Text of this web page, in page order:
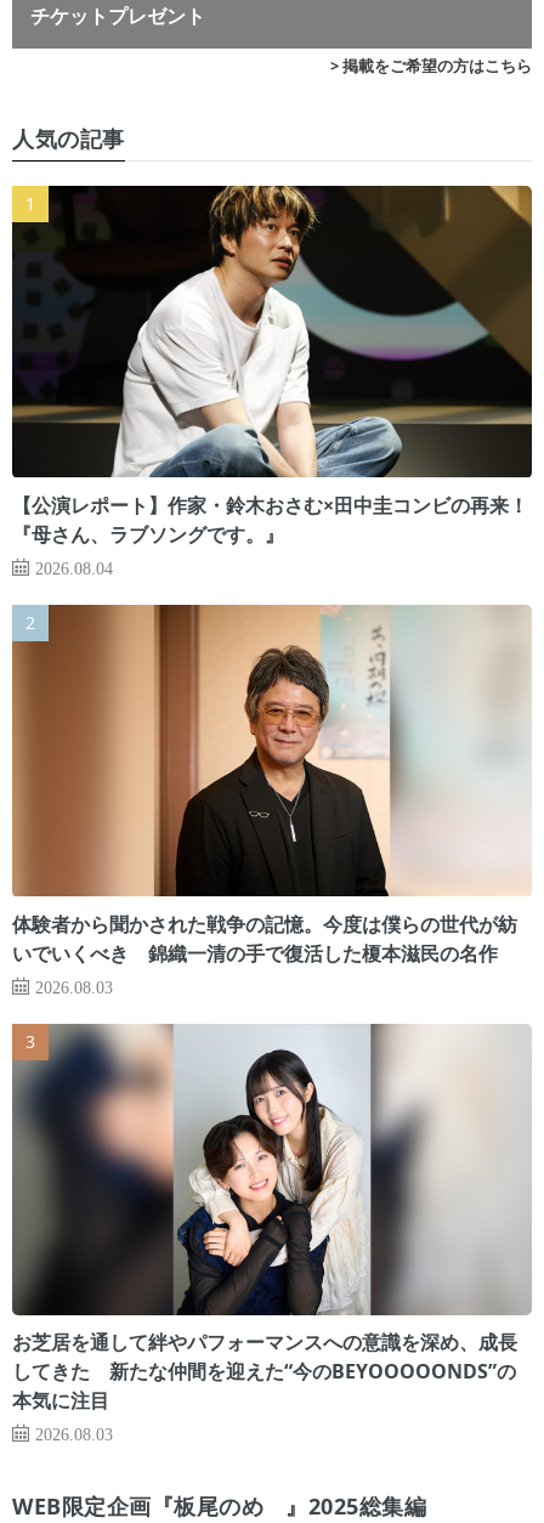
チケットプレゼント
> 掲載をご希望の方はこちら
人気の記事
【公演レポート】作家・鈴木おさむ×田中圭コンビの再来！
『母さん、ラブソングです。』
2026.08.04
体験者から聞かされた戦争の記憶。今度は僕らの世代が紡
いでいくべき 錦織一清の手で復活した榎本滋民の名作
2026.08.03
お芝居を通して絆やパフォーマンスへの意識を深め、成長
してきた 新たな仲間を迎えた“今のBEYOOOOONDS”の
本気に注目
2026.08.03
WEB限定企画『板尾のめ゙』2025総集編